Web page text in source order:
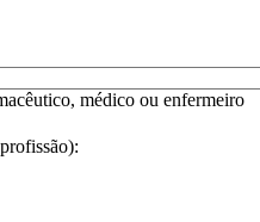
médico ou enfermeiro